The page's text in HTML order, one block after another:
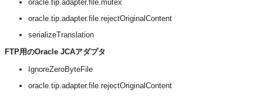
oracle.tip.adapter.file.mutex
oracle.tip.adapter.file.rejectOriginalContent
serializeTranslation
FTP用のOracle JCAアダプタ
IgnoreZeroByteFile
oracle.tip.adapter.file.rejectOriginalContent